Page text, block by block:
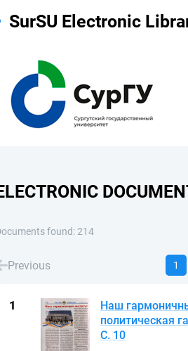
SurSU Electronic
found: 214
Previous 1
Наш
политическая
С. 10